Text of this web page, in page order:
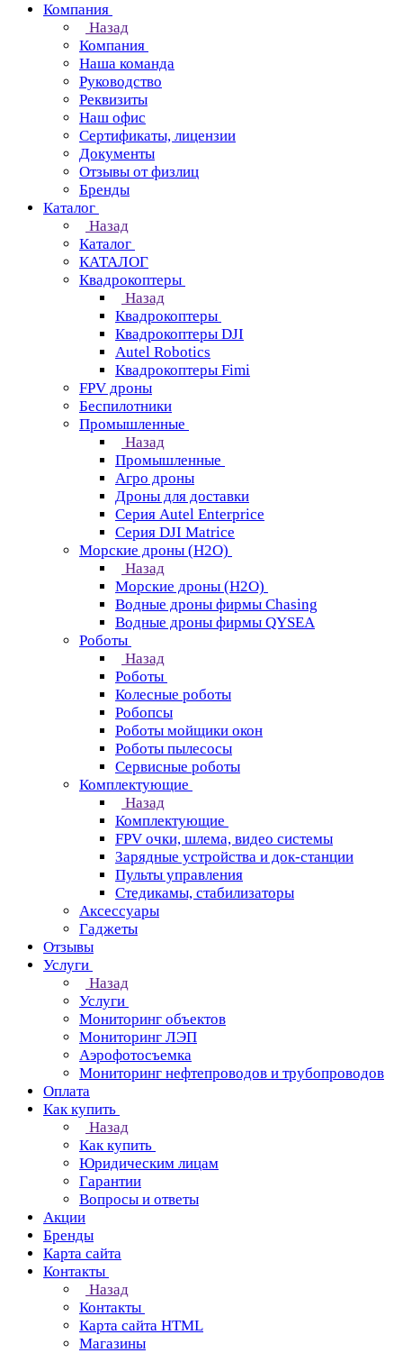
Компания
Назад
Компания
Наша команда
Руководство
Реквизиты
Наш офис
Сертификаты, лицензии
Документы
Отзывы от физлиц
Бренды
Каталог
Назад
Каталог
КАТАЛОГ
Квадрокоптеры
Назад
Квадрокоптеры
Квадрокоптеры DJI
Autel Robotics
Квадрокоптеры Fimi
FPV дроны
Беспилотники
Промышленные
Назад
Промышленные
Агро дроны
Дроны для доставки
Серия Autel Enterprice
Серия DJI Matrice
Морские дроны (H2O)
Назад
Морские дроны (H2O)
Водные дроны фирмы Chasing
Водные дроны фирмы QYSEA
Роботы
Назад
Роботы
Колесные роботы
Робопсы
Роботы мойщики окон
Роботы пылесосы
Сервисные роботы
Комплектующие
Назад
Комплектующие
FPV очки, шлема, видео системы
Зарядные устройства и док-станции
Пульты управления
Стедикамы, стабилизаторы
Аксессуары
Гаджеты
Отзывы
Услуги
Назад
Услуги
Мониторинг объектов
Мониторинг ЛЭП
Аэрофотосъемка
Мониторинг нефтепроводов и трубопроводов
Оплата
Как купить
Назад
Как купить
Юридическим лицам
Гарантии
Вопросы и ответы
Акции
Бренды
Карта сайта
Контакты
Назад
Контакты
Карта сайта HTML
Магазины